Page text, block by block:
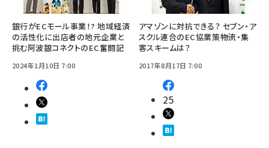
銀行がECモール事業！? 地域経済
の活性化に出店者の地元企業と
挑む阿波銀コネクトのEC奮闘記
2024年1月10日 7:00
アマゾンに対抗できる？ セブン・ア
スクル連合のEC協業策――物流・集
客スキームは？
2017年8月17日 7:00
25